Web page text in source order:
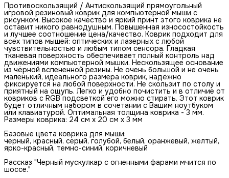
Противоскользящий / Антискользящий прямоугольный
игровой резиновый коврик для компьютерной мыши с
рисунком. Высокое качество и яркий принт этого коврика не
оставит никого равнодушным. Повышенная износостойкость
и лучшее соотношение цена/качество. Коврик подходит для
всех типов мышей: оптических и лазерных с любой
чувствительностью и любым типом сенсора. Гладкая
тканевая поверхность обеспечивает полный контроль над
движениями компьютерной мышки. Нескользящее основание
из чёрной вспененной резины. Не очень большой и не очень
маленький, идеального размера коврик, надёжно
фиксируется на любой поверхности. Не скользит по столу и
приятный на ощупь. Легко и удобно почистить и в отличие от
ковриков с RGB подсветкой его можно стирать. Этот коврик
будет отличным набором в сочетании с Вашим ноутбуком
или клавиатурой. Оптимальная толщина коврика - 3 мм.
Размеры коврика: 24 см x 20 см x 3 мм
Базовые цвета коврика для мыши:
черный, красный, серый, голубой, белый, оранжевый, желтый,
ярко-красный, темно-синий, коричневый
Рассказ "Черный мускулкар с огненными фарами мчится по
шоссе."